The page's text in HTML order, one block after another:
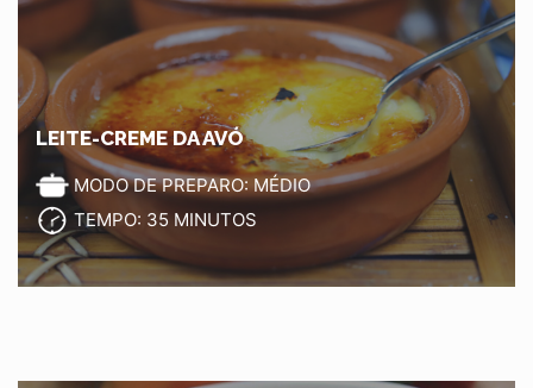
LEITE-CREME DA AVÓ
MODO DE PREPARO: MÉDIO
TEMPO: 35 MINUTOS